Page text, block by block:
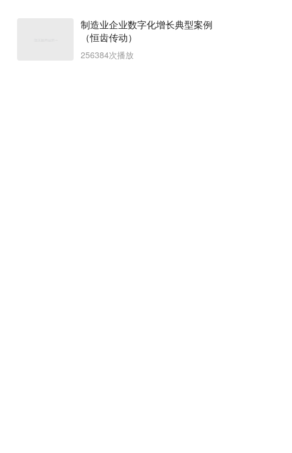
制造业企业数字化增长典型案例
（恒齿传动）
256384次播放